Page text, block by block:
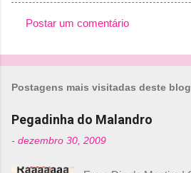
o
n
t
Postar um comentário
Postagens mais visitadas deste blog
Pegadinha do Malandro
- dezembro 30, 2009